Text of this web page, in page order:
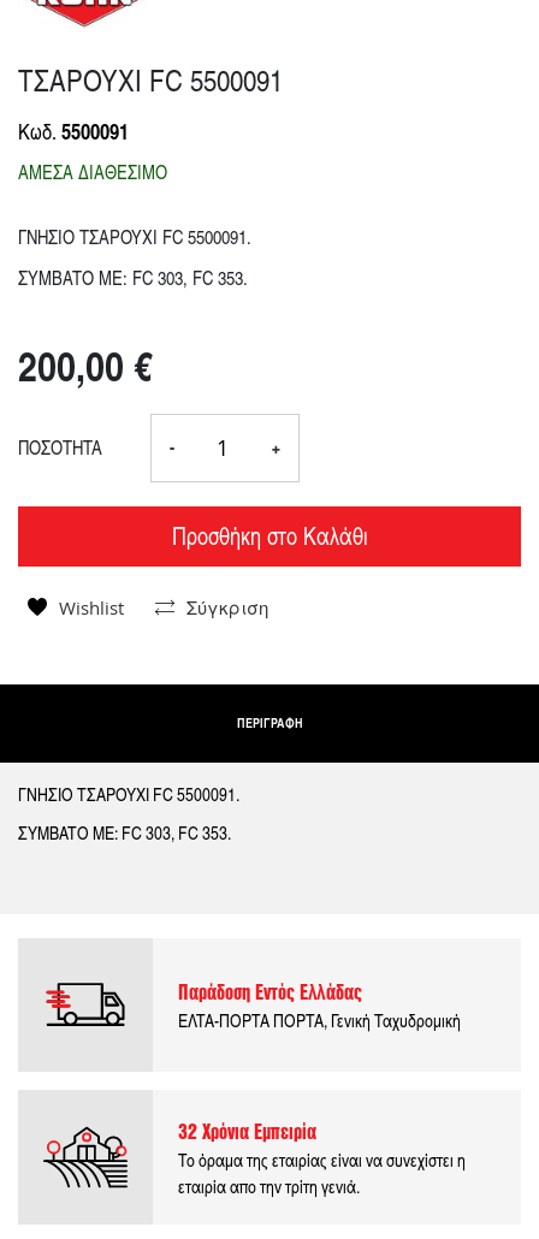
ΤΣΑΡΟΥΧΙ FC 5500091
Κωδ. 5500091
ΑΜΕΣΑ ΔΙΑΘΕΣΙΜΟ
ΓΝΗΣΙΟ ΤΣΑΡΟΥΧΙ FC 5500091.
ΣΥΜΒΑΤΟ ΜΕ: FC 303, FC 353.
200,00 €
ΠΟΣΟΤΗΤΑ - +
Προσθήκη στο Καλάθι
Wishlist Σύγκριση
ΠΕΡΙΓΡΑΦΗ
ΓΝΗΣΙΟ ΤΣΑΡΟΥΧΙ FC 5500091.
ΣΥΜΒΑΤΟ ΜΕ: FC 303, FC 353.
Παράδοση Εντός Ελλάδας
ΕΛΤΑ-ΠΟΡΤΑ ΠΟΡΤΑ, Γενική Ταχυδρομική
32 Χρόνια Εμπειρία
Το όραμα της εταιρίας είναι να συνεχίστει η
εταιρία απο την τρίτη γενιά.